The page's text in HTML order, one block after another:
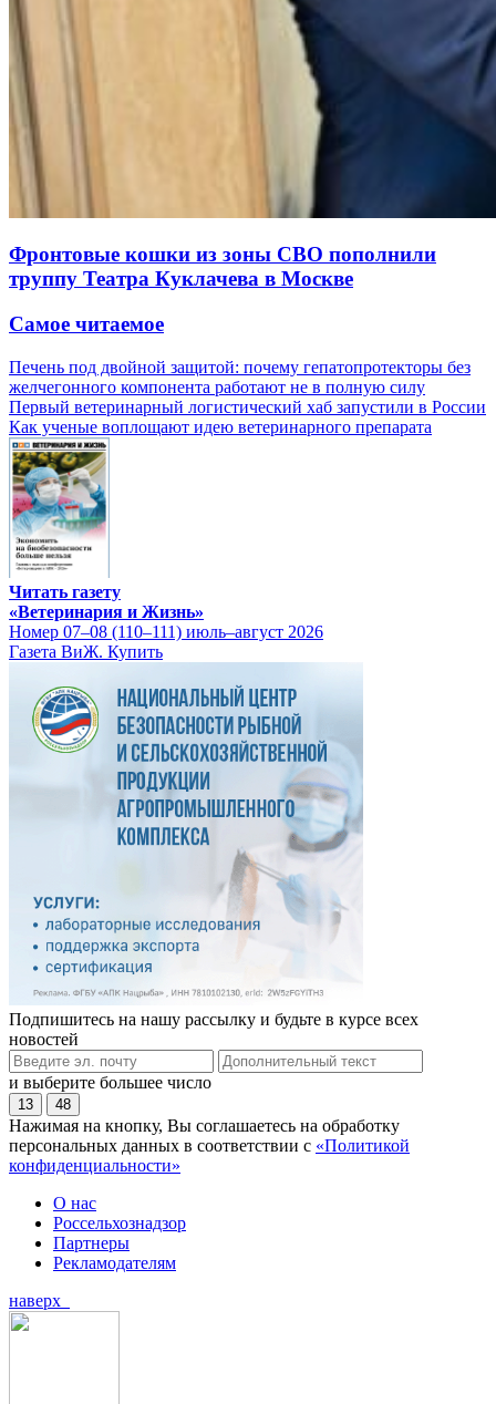
Фронтовые кошки из зоны СВО пополнили
труппу Театра Куклачева в Москве
Самое читаемое
Печень под двойной защитой: почему гепатопротекторы без
желчегонного компонента работают не в полную силу
Первый ветеринарный логистический хаб запустили в России
Как ученые воплощают идею ветеринарного препарата
Читать газету
«Ветеринария и Жизнь»
Номер 07–08 (110–111) июль–август 2026
Газета ВиЖ. Купить
Подпишитесь на нашу рассылку и будьте в курсе всех
новостей
и выберите большее число
13 48
Нажимая на кнопку, Вы соглашаетесь на обработку
персональных данных в соответствии с «Политикой
конфиденциальности»
О нас
Россельхознадзор
Партнеры
Рекламодателям
наверх